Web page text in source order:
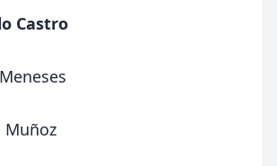
Castro
Muñoz